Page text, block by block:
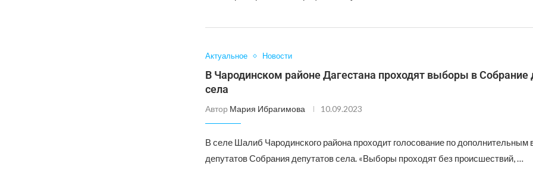
Актуальное Новости
В Чародинском районе Дагестана проходят выборы в Собрание
села
Автор Мария Ибрагимова 10.09.2023
В селе Шалиб Чародинского района проходит голосование по дополнительным
депутатов Собрания депутатов села. «Выборы проходят без происшествий, …